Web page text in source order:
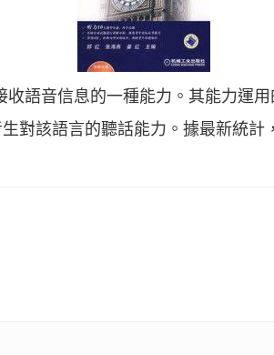
語音信息的一種能力。其能力運
對該語言的聽話能力。據最新統計